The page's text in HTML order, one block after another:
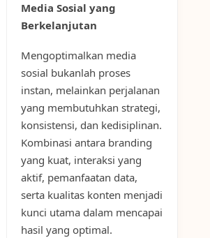
Media Sosial yang
Berkelanjutan
Mengoptimalkan media
sosial bukanlah proses
instan, melainkan perjalanan
yang membutuhkan strategi,
konsistensi, dan kedisiplinan.
Kombinasi antara branding
yang kuat, interaksi yang
aktif, pemanfaatan data,
serta kualitas konten menjadi
kunci utama dalam mencapai
hasil yang optimal.